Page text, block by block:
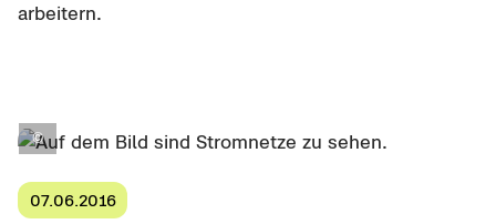
ar­bei­tern.
07.06.2016